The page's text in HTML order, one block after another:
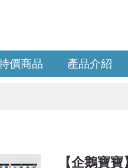
價商品 產品介紹
【企鵝寶